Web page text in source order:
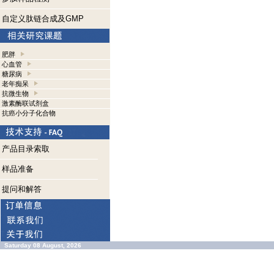
自定义肽链合成及GMP
肥胖
心血管
糖尿病
老年痴呆
抗微生物
激素酶联试剂盒
抗癌小分子化合物
产品目录索取
样品准备
提问和解答
Saturday 08 August, 2026